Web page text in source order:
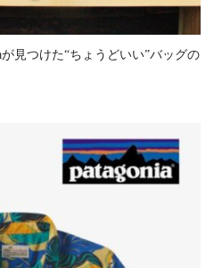
見つけた“ちょうどいい”バッグの